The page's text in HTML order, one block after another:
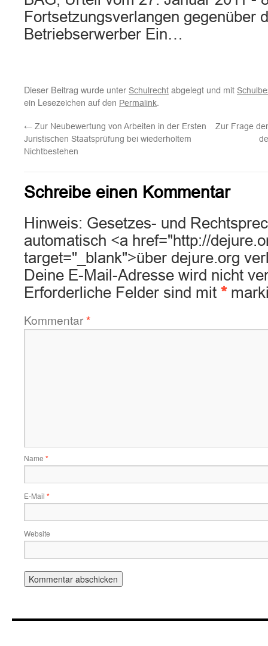
Fortsetzungsverlangen gegenüber
Betriebserwerber Ein…
Dieser Beitrag wurde unter Schulrecht abgelegt und mit
ein Lesezeichen auf den Permalink.
← Zur Neubewertung von Arbeiten in der Ersten
Juristischen Staatsprüfung bei wiederholtem
Nichtbestehen
Zur Frage
Schreibe einen Kommentar
Hinweis: Gesetzes- und
automatisch <a href="http://
target="_blank">über dejure.org
Deine E-Mail-Adresse wird nicht
Erforderliche Felder sind mit *
Kommentar*
Name *
E-Mail *
Website